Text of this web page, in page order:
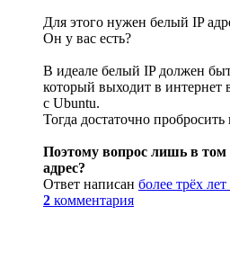
Для этого нужен белый IP
Он у вас есть?
В идеале белый IP должен
который выходит в интернет
с Ubuntu.
Тогда достаточно
Поэтому вопрос лишь в том
адрес?
Ответ написан более трёх лет
2 комментария